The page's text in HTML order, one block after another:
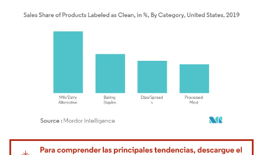
Imagen © Mordor Intelligence. El uso requiere atribución según CC BY 4.0.